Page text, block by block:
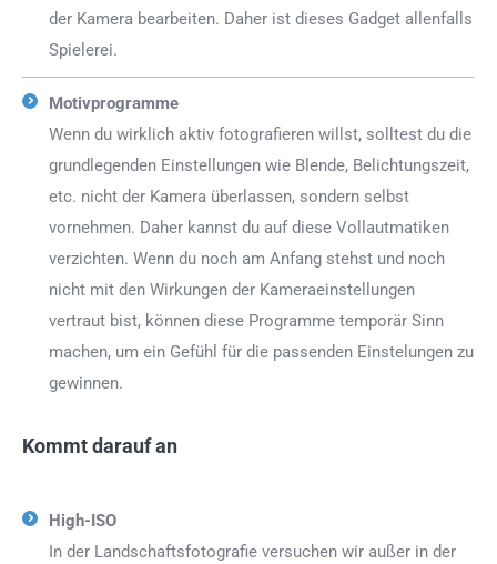
der Kamera bearbeiten. Daher ist dieses Gadget allenfalls
Spielerei.
Motivprogramme
Wenn du wirklich aktiv fotografieren willst, solltest du die
grundlegenden Einstellungen wie Blende, Belichtungszeit,
etc. nicht der Kamera überlassen, sondern selbst
vornehmen. Daher kannst du auf diese Vollautmatiken
verzichten. Wenn du noch am Anfang stehst und noch
nicht mit den Wirkungen der Kameraeinstellungen
vertraut bist, können diese Programme temporär Sinn
machen, um ein Gefühl für die passenden Einstelungen zu
gewinnen.
Kommt darauf an
High-ISO
In der Landschaftsfotografie versuchen wir außer in der